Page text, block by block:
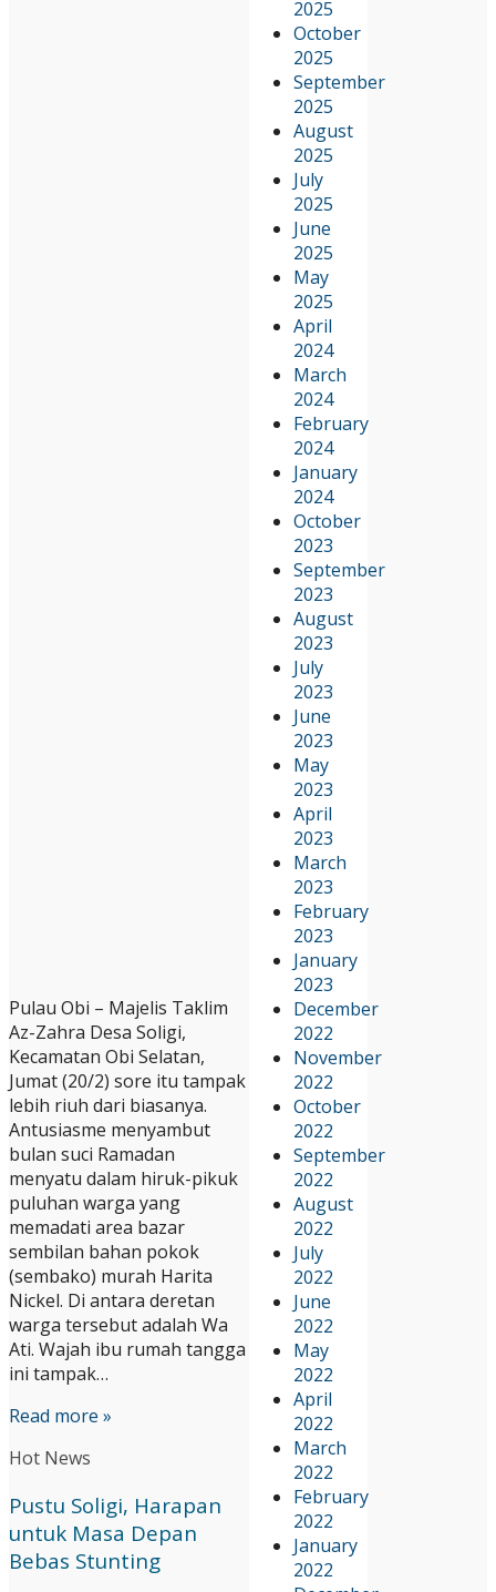
2025
October
2025
September
2025
August
2025
July
2025
June
2025
May
2025
April
2024
March
2024
February
2024
January
2024
October
2023
September
2023
August
2023
July
2023
June
2023
May
2023
April
2023
March
2023
February
2023
January
2023
December
2022
November
2022
October
2022
September
2022
August
2022
July
2022
June
2022
May
2022
April
2022
March
2022
February
2022
January
2022
Pulau Obi – Majelis Taklim
Az-Zahra Desa Soligi,
Kecamatan Obi Selatan,
Jumat (20/2) sore itu tampak
lebih riuh dari biasanya.
Antusiasme menyambut
bulan suci Ramadan
menyatu dalam hiruk-pikuk
puluhan warga yang
memadati area bazar
sembilan bahan pokok
(sembako) murah Harita
Nickel. Di antara deretan
warga tersebut adalah Wa
Ati. Wajah ibu rumah tangga
ini tampak…
Read more »
Hot News
Pustu Soligi, Harapan
untuk Masa Depan
Bebas Stunting